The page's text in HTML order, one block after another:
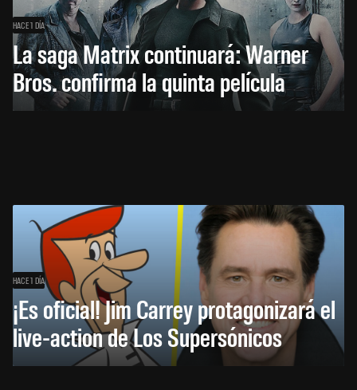
HACE 1 DÍA
La saga Matrix continuará: Warner
Bros. confirma la quinta película
HACE 1 DÍA
¡Es oficial! Jim Carrey protagonizará el
live-action de Los Supersónicos